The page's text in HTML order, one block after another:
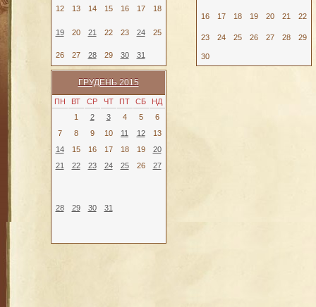
12 13 14 15 16 17 18
19 20 21 22 23 24 25
26 27 28 29 30 31
16 17 18 19 20 21 22
23 24 25 26 27 28 29
30
ГРУДЕНЬ 2015
ПН ВТ СР ЧТ ПТ СБ
НД
1
2 3 4 5
6
7
8 9 10 11 12
13
14
15 16 17 18 19
20
21
22 23 24 25 26 27
28 29 30 31